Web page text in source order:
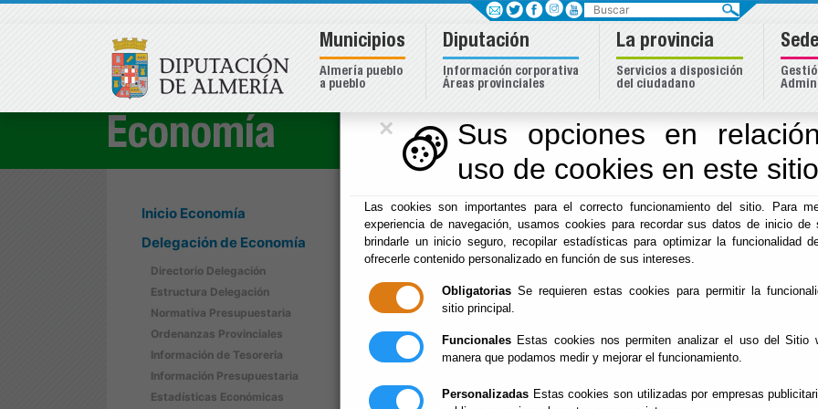
×
Sus opciones en
uso de cookies en este sitio
Las cookies son importantes para el correcto funcionamiento del sitio. Para
experiencia de navegación, usamos cookies para recordar sus datos de inicio de
brindarle un inicio seguro, recopilar estadísticas para optimizar la funcionalidad
ofrecerle contenido personalizado en función de sus intereses.
Obligatorias Se requieren estas cookies para permitir la
sitio principal.
Funcionales Estas cookies nos permiten analizar el uso del Sitio
manera que podamos medir y mejorar el funcionamiento.
Personalizadas Estas cookies son utilizadas por empresas
Economía
Inicio Economía
Delegación de Economía
Directorio Delegación
Estructura Delegación
Normativa Presupuestaria
Ordenanzas Provinciales
Información de Tesoreria
Información Presupuestaria
Estadísticas Económicas
Inicio -Hacienda - Normativa Presupuestaria
Normativa
Real Decreto Legislativo 2/2004, Texto Refundido
Real Decreto 500/1990, por el que se desarrolla
39/1988, en materia de presupuestos.
Real Decreto 1463/2007, por el que se aprueba
12 de diciembre, de Estabilidad Presupuestaria,
Buscar
Municipios
Almería pueblo
a pueblo
Diputación
Información corporativa
Áreas provinciales
La provincia
Servicios a disposición
del ciudadano